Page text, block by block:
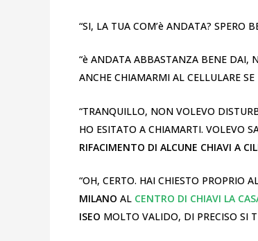
“SI, LA TUA COM’è ANDATA? SPERO
“è ANDATA ABBASTANZA BENE DAI,
ANCHE CHIAMARMI AL CELLULARE
“TRANQUILLO, NON VOLEVO
HO ESITATO A CHIAMARTI. VOLEVO
RIFACIMENTO DI ALCUNE CHIAVI A
“OH, CERTO. HAI CHIESTO PROPRIO
MILANO AL CENTRO DI CHIAVI LA
ISEO MOLTO VALIDO, DI PRECISO SI